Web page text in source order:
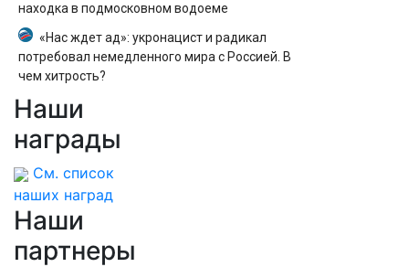
находка в подмосковном водоеме
«Нас ждет ад»: укронацист и радикал
потребовал немедленного мира с Россией. В
чем хитрость?
Какие переводы могут заблокировать
Наши
награды
См. список
наших наград
Наши
партнеры